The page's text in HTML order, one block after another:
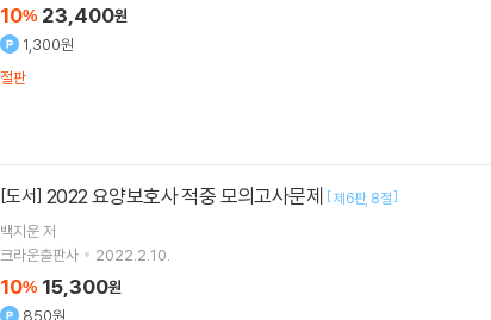
10% 23,400원
1,300원
절판
[도서] 2022 요양보호사 적중 모의고사문제 [제6판 8절]
백지운저
크라운출판사
2022.2.10.
10% 15,300원
850원